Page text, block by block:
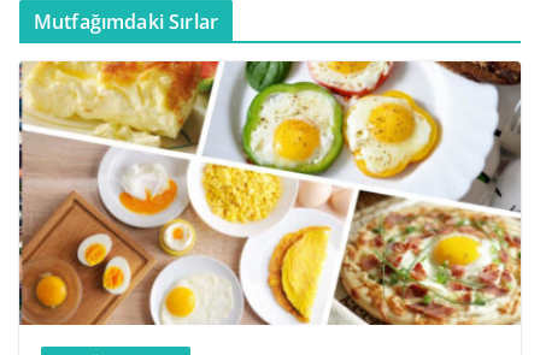
Mutfağımdaki Sırlar